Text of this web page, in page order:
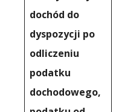
dochód do
dyspozycji po
odliczeniu
podatku
dochodowego,